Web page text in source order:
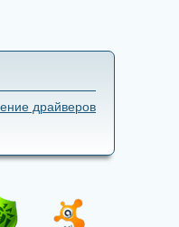
драйверов